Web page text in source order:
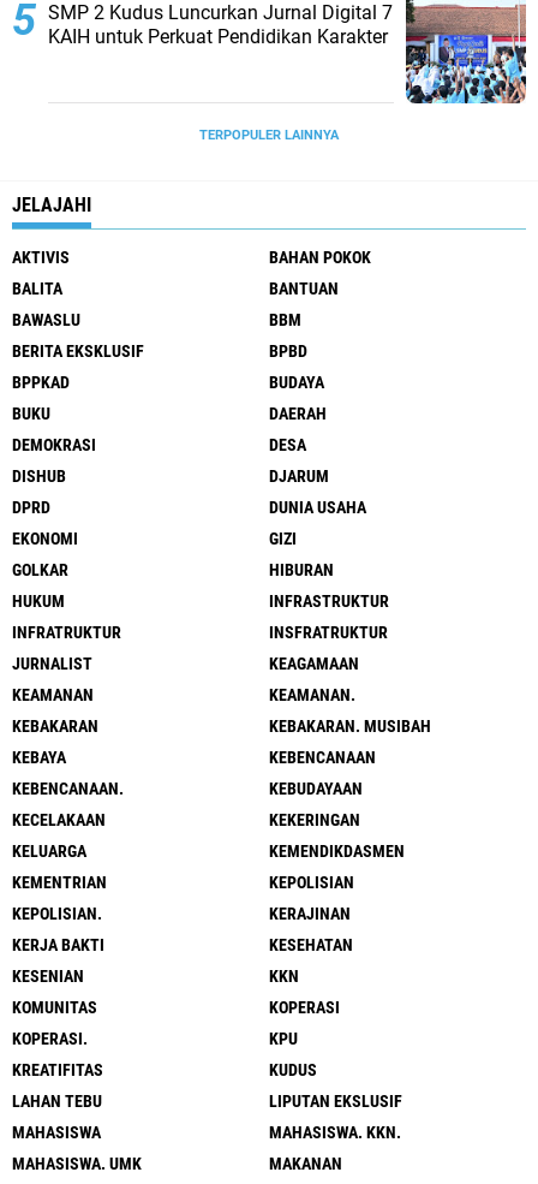
SMP 2 Kudus Luncurkan Jurnal Digital 7
KAIH untuk Perkuat Pendidikan Karakter
TERPOPULER LAINNYA
JELAJAHI
AKTIVIS
BAHAN POKOK
BALITA
BANTUAN
BAWASLU
BBM
BERITA EKSKLUSIF
BPBD
BPPKAD
BUDAYA
BUKU
DAERAH
DEMOKRASI
DESA
DISHUB
DJARUM
DPRD
DUNIA USAHA
EKONOMI
GIZI
GOLKAR
HIBURAN
HUKUM
INFRASTRUKTUR
INFRATRUKTUR
INSFRATRUKTUR
JURNALIST
KEAGAMAAN
KEAMANAN
KEAMANAN.
KEBAKARAN
KEBAKARAN. MUSIBAH
KEBAYA
KEBENCANAAN
KEBENCANAAN.
KEBUDAYAAN
KECELAKAAN
KEKERINGAN
KELUARGA
KEMENDIKDASMEN
KEMENTRIAN
KEPOLISIAN
KEPOLISIAN.
KERAJINAN
KERJA BAKTI
KESEHATAN
KESENIAN
KKN
KOMUNITAS
KOPERASI
KOPERASI.
KPU
KREATIFITAS
KUDUS
LAHAN TEBU
LIPUTAN EKSLUSIF
MAHASISWA
MAHASISWA. KKN.
MAHASISWA. UMK
MAKANAN